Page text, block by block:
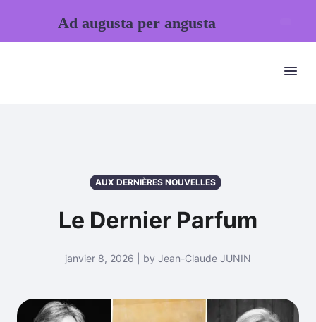
AUX DERNIÈRES NOUVELLES
Le Dernier Parfum
janvier 8, 2026 | by Jean-Claude JUNIN
Ad augusta per angusta